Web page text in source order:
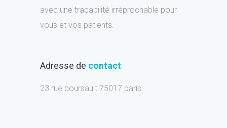
avec une traçabilité irréprochable pour
vous et vos patients.
Adresse de contact
23 rue boursault 75017 paris